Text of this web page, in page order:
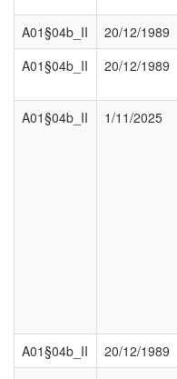
A01§04b_II
20/12/1989
A01§04b_II
20/12/1989
A01§04b_II
1/11/2025
A01§04b_II
20/12/1989